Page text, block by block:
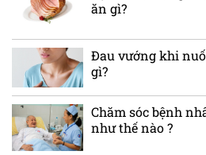
ăn gì?
Đau vướng khi
gì?
Chăm sóc bệnh
như thế nào ?